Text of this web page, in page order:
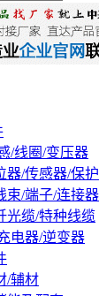
/线圈/变压器
器/传感器/保
束/端子/连接器
光缆/特种线缆
电器/逆变器
/辅材